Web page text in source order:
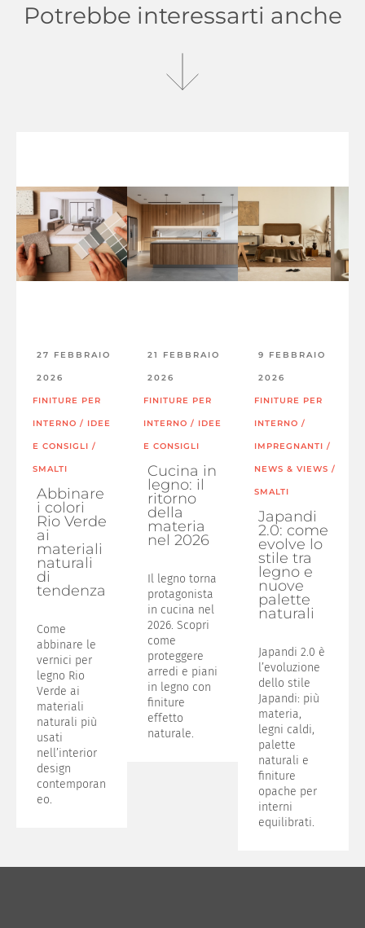
Potrebbe interessarti anche
27 FEBBRAIO
2026
FINITURE PER
INTERNO / IDEE
E CONSIGLI /
SMALTI
Abbinare
i colori
Rio Verde
ai
materiali
naturali
di
tendenza
Come
abbinare le
vernici per
legno Rio
Verde ai
materiali
naturali più
usati
nell’interior
design
contemporan
eo.
21 FEBBRAIO
2026
FINITURE PER
INTERNO / IDEE
E CONSIGLI
Cucina in
legno: il
ritorno
della
materia
nel 2026
Il legno torna
protagonista
in cucina nel
2026. Scopri
come
proteggere
arredi e piani
in legno con
finiture
effetto
naturale.
9 FEBBRAIO
2026
FINITURE PER
INTERNO /
IMPREGNANTI /
NEWS & VIEWS /
SMALTI
Japandi
2.0: come
evolve lo
stile tra
legno e
nuove
palette
naturali
Japandi 2.0 è
l’evoluzione
dello stile
Japandi: più
materia,
legni caldi,
palette
naturali e
finiture
opache per
interni
equilibrati.